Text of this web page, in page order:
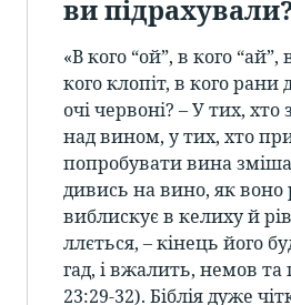
ви
«В кого “ой”, в кого
кого клопіт, в кого рани
очі червоні? – У тих, хто
над вином, у тих, хто
попробувати вина
дивись на вино, як воно
виблискує в келиху й
ллється, – кінець його
гад, і вжалить, немов та
23:29-32). Біблія дуже